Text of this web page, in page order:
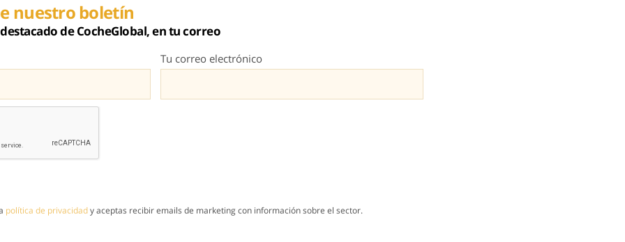
nuestro boletín
de CocheGlobal, en tu correo
Tu correo electrónico
política de privacidady aceptas recibir emails de marketing con información sobre el sector.